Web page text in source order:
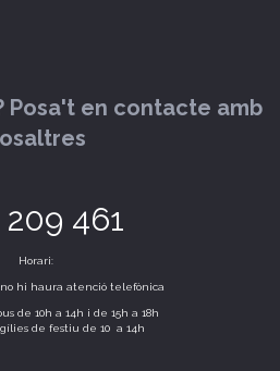
Posa't en contacte amb
209 461
Horari:
no hi haura atenció telefònica
de 10h a 14h i de 15h a 18h
de festiu de 10 a 14h